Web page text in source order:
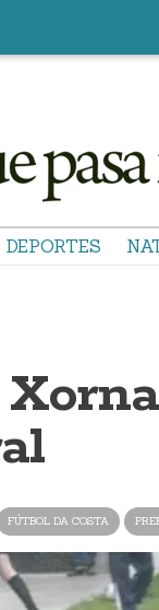
DEPORTES
FÚTBOL DA COSTA